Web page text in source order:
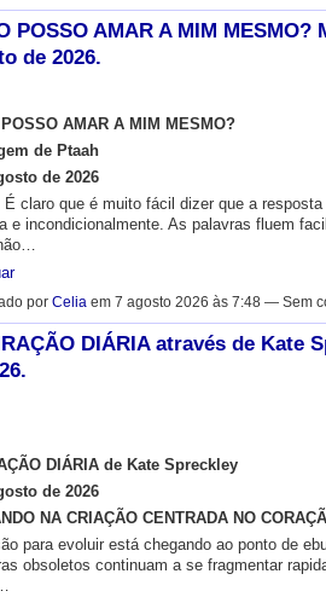
POSSO AMAR A MIM MESMO?
de 2026.
AMAR A MIM MESMO?
de Ptaah
de 2026
É claro que é muito fácil dizer que a
e incondicionalmente. As palavras fluem
por Celia em 7 agosto 2026 às 7:48 — Sem
DIÁRIA através de Kate
DIÁRIA de Kate Spreckley
de 2026
NA CRIAÇÃO CENTRADA NO
para evoluir está chegando ao ponto de
obsoletos continuam a se fragmentar